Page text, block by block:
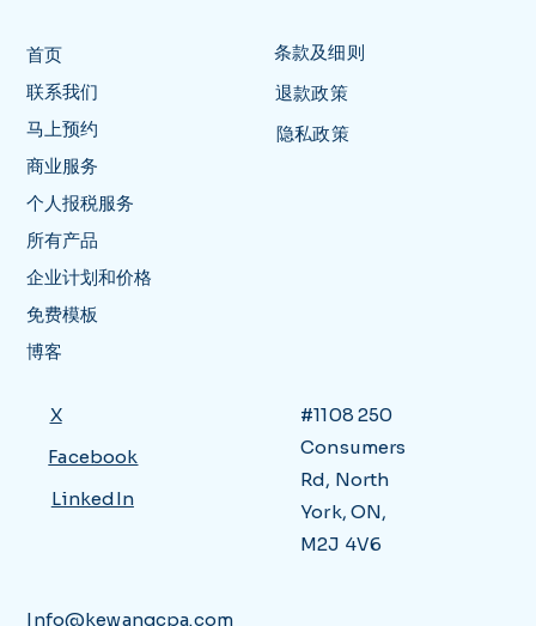
首页
联系我们
马上预约
商业服务
个人报税服务
所有产品
企业计划和价格
免费模板
博客
条款及细则
退款政策
隐私政策
Facebook
LinkedIn
X
#1108 250
Consumers
Rd, North
York, ON,
M2J 4V6
Info@kewangcpa.com